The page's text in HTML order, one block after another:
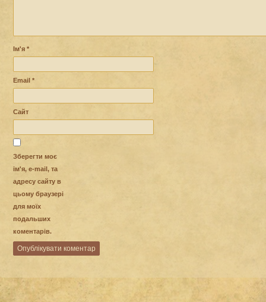
Ім'я *
Email *
Сайт
Зберегти моє
ім'я, e-mail, та
адресу сайту в
цьому браузері
для моїх
подальших
коментарів.